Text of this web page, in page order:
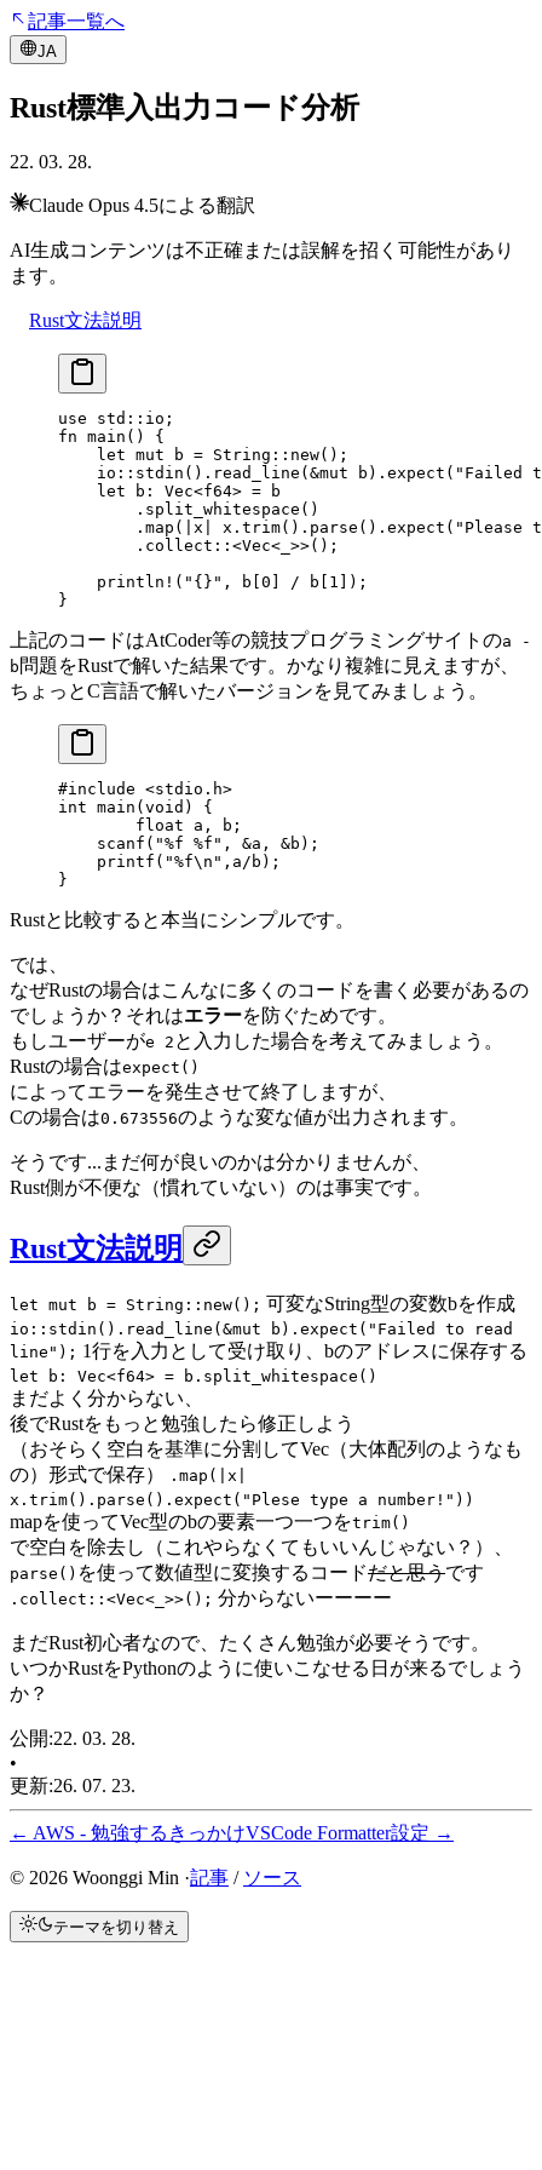
記事一覧へ
JA
Rust標準入出力コード分析
22. 03. 28.
Claude Opus 4.5による翻訳
AI生成コンテンツは不正確または誤解を招く可能性があり
ます。
Rust文法説明
use std :: io;
fn main () {
    let
mut b = String :: new();
    io
:: stdin () . read_line ( &mut b) . expect ( "Failed
    let
b : Vec<f64> = b
        .
split_whitespace ()
        .
map ( x x . trim() . parse () . expect ( "Please
        .
collect :: <Vec<_>>();
    println!
( "{}" , b[ 0 / b[ 1
]);
}
上記のコードはAtCoder等の競技プログラミングサイトのa -
b 問題をRustで解いた結果です。かなり複雑に見えますが、
ちょっとC言語で解いたバージョンを見てみましょう。
#include <stdio.h>
int main ( void ) {
	float
a, b;
    scanf
( "%f %f " , &a, &b);
    printf
( "%f\n " ,a / b);
}
Rustと比較すると本当にシンプルです。
では、
なぜRustの場合はこんなに多くのコードを書く必要があるの
でしょうか？それはエラーを防ぐためです。
もしユーザーがe 2 と入力した場合を考えてみましょう。
Rustの場合はexpect()
によってエラーを発生させて終了しますが、
Cの場合は0.673556のような変な値が出力されます。
そうです...まだ何が良いのかは分かりませんが、
Rust側が不便な（慣れていない）のは事実です。
Rust文法説明
let mut b = String::new(); 可変なString型の変数bを作成
io::stdin().read_line(&mut b).expect("Failed to read
line"); 1行を入力として受け取り、bのアドレスに保存する
let b: Vec<f64> = b.split_whitespace()
まだよく分からない、
後でRustをもっと勉強したら修正しよう
（おそらく空白を基準に分割してVec（大体配列のようなも
の）形式で保存）
.map(|x|
x.trim().parse().expect("Plese type a number!"))
mapを使ってVec型のbの要素一つ一つをtrim()
で空白を除去し（これやらなくてもいいんじゃない？）、
parse() を使って数値型に変換するコードだと思うです
.collect::<Vec<_>>(); 分からないーーーー
まだRust初心者なので、たくさん勉強が必要そうです。
いつかRustをPythonのように使いこなせる日が来るでしょう
か？
公開:22. 03. 28.
•
更新:26. 07. 23.
← AWS - 勉強するきっかけVSCode Formatter設定 →
© 2026 Woonggi Min ·記事 / ソース
テーマを切り替え